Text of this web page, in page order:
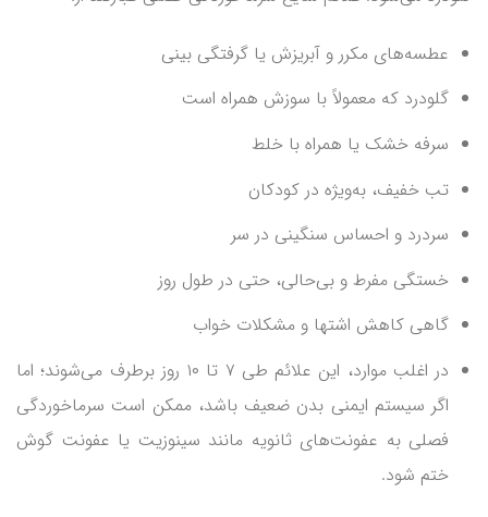
عطسه‌های مکرر و آبریزش یا گرفتگی بینی
گلودرد که معمولاً با سوزش همراه است
سرفه خشک یا همراه با خلط
تب خفیف، به‌ویژه در کودکان
سردرد و احساس سنگینی در سر
خستگی مفرط و بی‌حالی، حتی در طول روز
گاهی کاهش اشتها و مشکلات خواب
در اغلب موارد، این علائم طی ۷ تا ۱۰ روز برطرف می‌شوند؛ اما
اگر سیستم ایمنی بدن ضعیف باشد، ممکن است سرماخوردگی
فصلی به عفونت‌های ثانویه مانند سینوزیت یا عفونت گوش
ختم شود.